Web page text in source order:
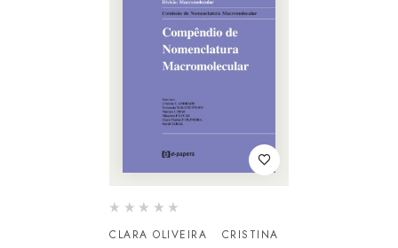
CLARA OLIVEIRA
CRISTINA